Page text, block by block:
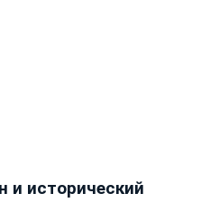
и исторический